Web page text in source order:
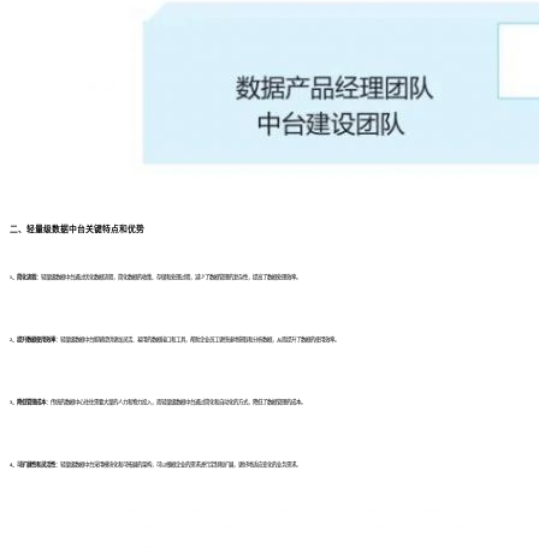
二、轻量级数据中台关键特点和优势
1、简化流程： 轻量级数据中台通过优化数据流程，简化数据的收集、存储和处理过程，减少了数据管理的复杂性，提高了数据处理效率。
2、提升数据使用效率： 轻量级数据中台能够提供更加灵活、易用的数据接口和工具，帮助企业员工更快速地获取和分析数据，从而提升了数据的使用效率。
3、降低管理成本： 传统的数据中心往往需要大量的人力和物力投入，而轻量级数据中台通过简化和自动化的方式，降低了数据管理的成本。
4、可扩展性和灵活性： 轻量级数据中台采用模块化和可拓展的架构，可以根据企业的需求进行定制和扩展，更好地适应变化的业务需求。